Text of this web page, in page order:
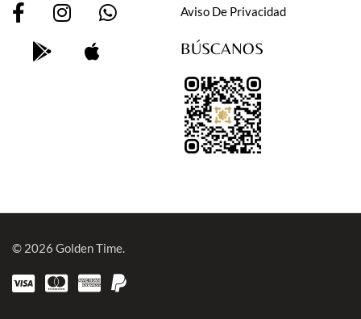
Aviso De Privacidad
BÚSCANOS
© 2026 Golden Time.